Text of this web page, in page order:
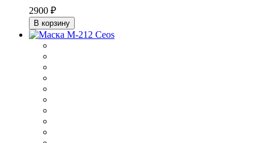
2900 ₽
В корзину